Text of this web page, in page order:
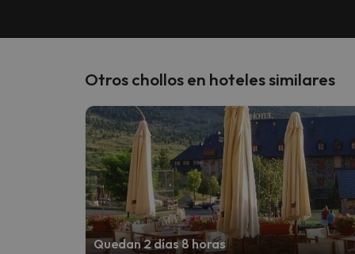
Otros chollos en hoteles similares
Quedan 2 días 8 horas